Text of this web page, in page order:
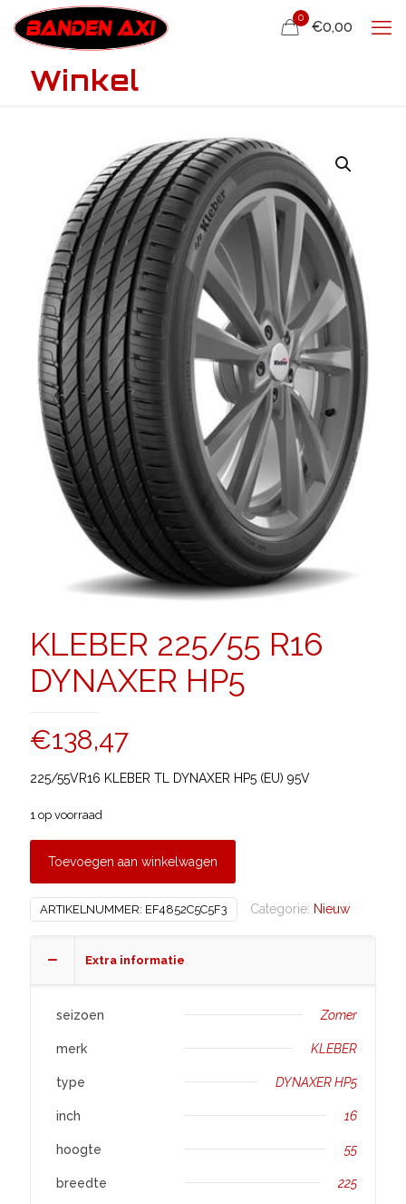
0
€0,00
Winkel
KLEBER 225/55 R16
DYNAXER HP5
€138,47
225/55VR16 KLEBER TL DYNAXER HP5 (EU) 95V
1 op voorraad
Toevoegen aan winkelwagen
ARTIKELNUMMER: EF4852C5C5F3 Categorie: Nieuw
Extra informatie
seizoen Zomer
merk KLEBER
type DYNAXER HP5
inch 16
hoogte 55
breedte 225